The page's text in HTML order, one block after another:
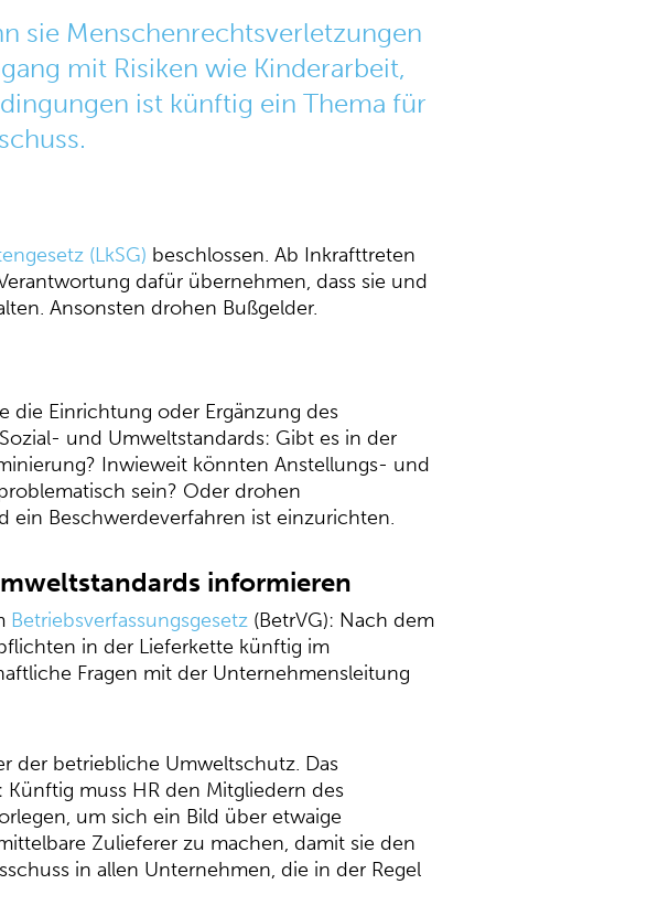
sie Menschenrechtsverletzungen
mit Risiken wie Kinderarbeit,
ist künftig ein Thema für
(LkSG) beschlossen. Ab Inkrafttreten
dafür übernehmen, dass sie und
Ansonsten drohen Bußgelder.
die Einrichtung oder Ergänzung des
und Umweltstandards: Gibt es in der
Inwieweit könnten Anstellungs- und
sein? Oder drohen
ein Beschwerdeverfahren ist einzurichten.
informieren
Betriebsverfassungsgesetz (BetrVG): Nach dem
in der Lieferkette künftig im
Fragen mit der Unternehmensleitung
der betriebliche Umweltschutz. Das
muss HR den Mitgliedern des
um sich ein Bild über etwaige
Zulieferer zu machen, damit sie den
in allen Unternehmen, die in der Regel